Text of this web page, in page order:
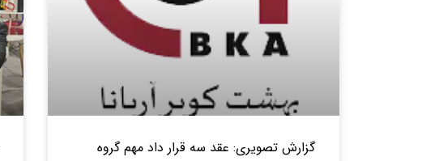
گزارش تصویری: عقد سه قرار داد مهم گروه